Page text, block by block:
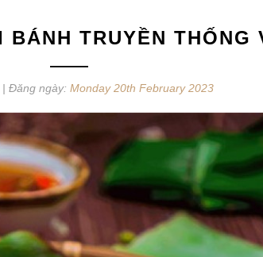
TRUYỀN THỐNG
| Đăng ngày: Monday 20th February 2023